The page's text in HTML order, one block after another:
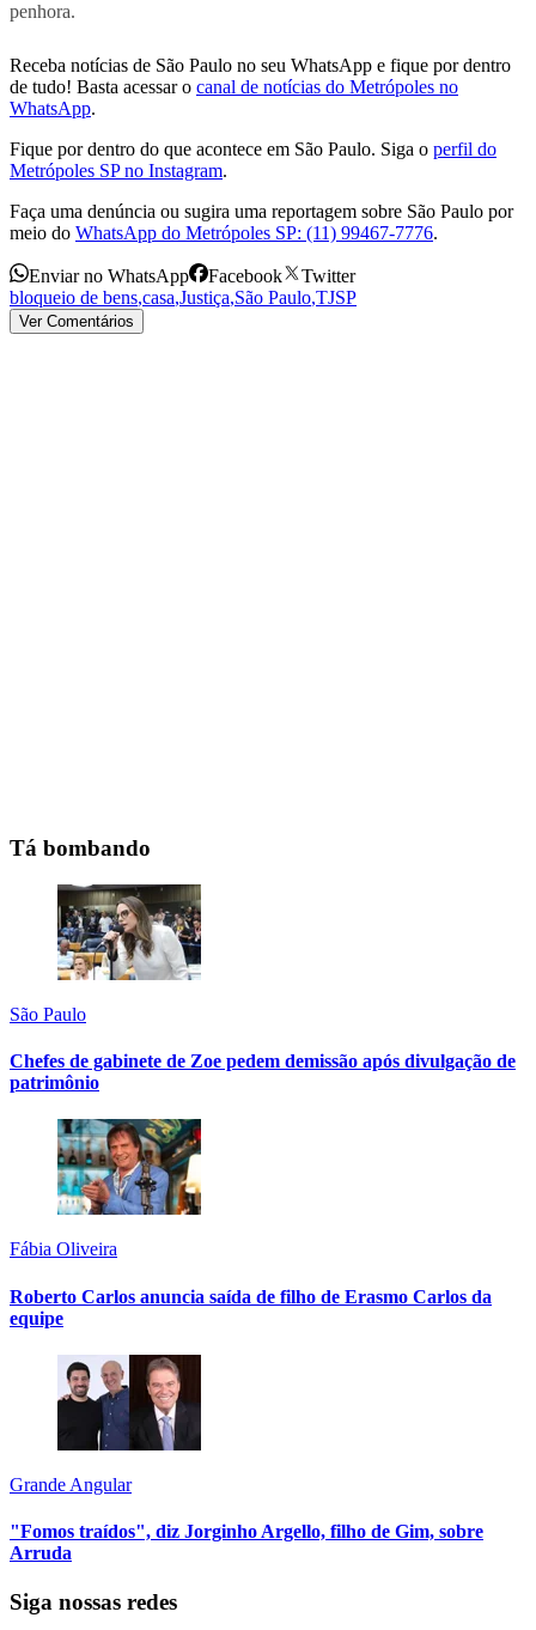
penhora.
Receba notícias de São Paulo no seu WhatsApp e fique por dentro
de tudo! Basta acessar o canal de notícias do Metrópoles no
WhatsApp.
Fique por dentro do que acontece em São Paulo. Siga o perfil do
Metrópoles SP no Instagram.
Faça uma denúncia ou sugira uma reportagem sobre São Paulo por
meio do WhatsApp do Metrópoles SP: (11) 99467-7776.
Enviar no WhatsApp Facebook
Twitter
bloqueio de bens,casa,Justiça,São Paulo,TJSP
Ver Comentários
Tá bombando
São Paulo
Chefes de gabinete de Zoe pedem demissão após divulgação de
patrimônio
Fábia Oliveira
Roberto Carlos anuncia saída de filho de Erasmo Carlos da
equipe
Grande Angular
"Fomos traídos", diz Jorginho Argello, filho de Gim, sobre
Arruda
Siga nossas redes